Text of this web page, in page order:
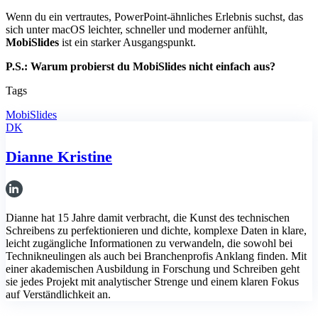
Wenn du ein vertrautes, PowerPoint-ähnliches Erlebnis suchst, das
sich unter macOS leichter, schneller und moderner anfühlt,
MobiSlides ist ein starker Ausgangspunkt.
P.S.: Warum probierst du MobiSlides nicht einfach aus?
Tags
MobiSlides
DK
Dianne Kristine
Dianne hat 15 Jahre damit verbracht, die Kunst des technischen
Schreibens zu perfektionieren und dichte, komplexe Daten in klare,
leicht zugängliche Informationen zu verwandeln, die sowohl bei
Technikneulingen als auch bei Branchenprofis Anklang finden. Mit
einer akademischen Ausbildung in Forschung und Schreiben geht
sie jedes Projekt mit analytischer Strenge und einem klaren Fokus
auf Verständlichkeit an.